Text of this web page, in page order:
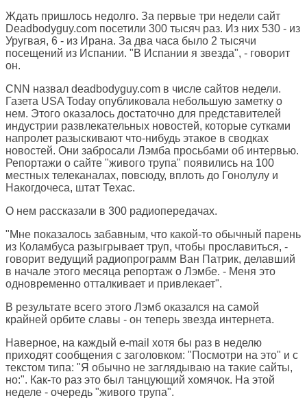
Ждать пришлось недолго. За первые три недели сайт
Deadbodyguy.com посетили 300 тысяч раз. Из них 530 - из
Уругвая, 6 - из Ирана. За два часа было 2 тысячи
посещений из Испании. "В Испании я звезда", - говорит
он.
CNN назвал deadbodyguy.com в числе сайтов недели.
Газета USA Today опубликовала небольшую заметку о
нем. Этого оказалось достаточно для представителей
индустрии развлекательных новостей, которые сутками
напролет разыскивают что-нибудь этакое в сводках
новостей. Они забросали Лэмба просьбами об интервью.
Репортажи о сайте "живого трупа" появились на 100
местных телеканалах, повсюду, вплоть до Гонолулу и
Накогдочеса, штат Техас.
О нем рассказали в 300 радиопередачах.
"Мне показалось забавным, что какой-то обычный парень
из Коламбуса разыгрывает труп, чтобы прославиться, -
говорит ведущий радиопрограмм Ван Патрик, делавший
в начале этого месяца репортаж о Лэмбе. - Меня это
одновременно отталкивает и привлекает".
В результате всего этого Лэмб оказался на самой
крайней орбите славы - он теперь звезда интернета.
Наверное, на каждый e-mail хотя бы раз в неделю
приходят сообщения с заголовком: "Посмотри на это" и с
текстом типа: "Я обычно не заглядываю на такие сайты,
но:". Как-то раз это был танцующий хомячок. На этой
неделе - очередь "живого трупа".